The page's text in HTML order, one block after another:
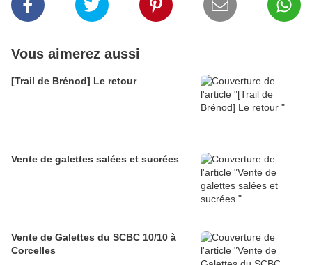
Vous aimerez aussi
[Trail de Brénod] Le retour
Vente de galettes salées et sucrées
Vente de Galettes du SCBC 10/10 à
Corcelles